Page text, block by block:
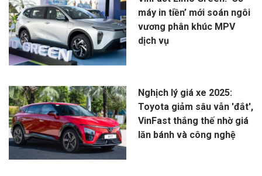
máy in tiền’ mới soán ngôi
vương phân khúc MPV
dịch vụ
Nghịch lý giá xe 2025:
Toyota giảm sâu vẫn 'đắt',
VinFast thắng thế nhờ giá
lăn bánh và công nghệ